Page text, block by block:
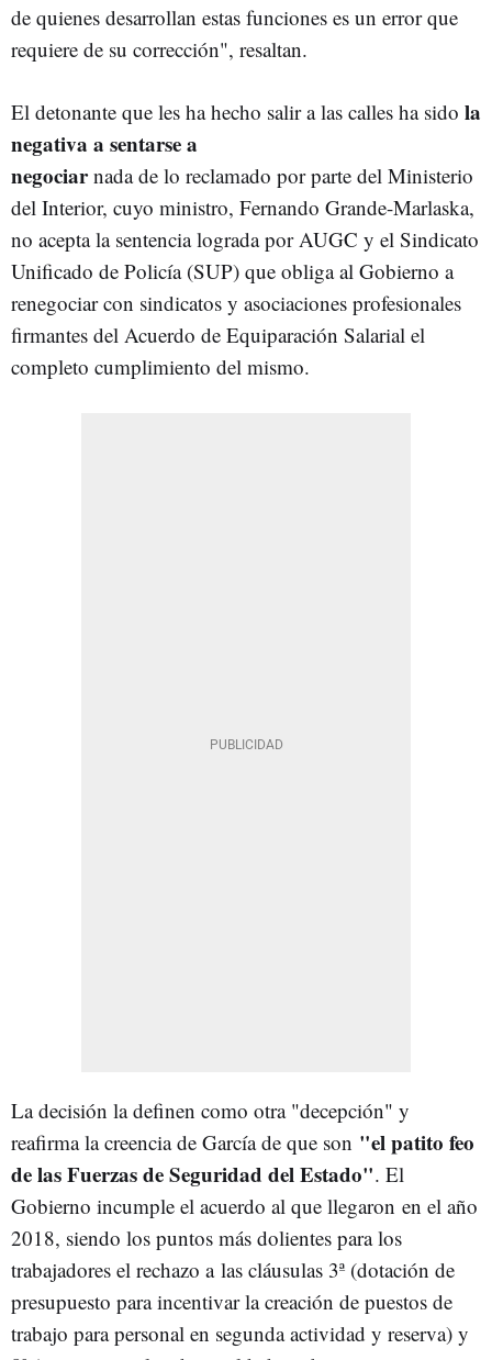
de quienes desarrollan estas funciones es un error que
requiere de su corrección", resaltan.
El detonante que les ha hecho salir a las calles ha sido la
negativa a sentarse a
negociarnada de lo reclamado por parte del Ministerio
del Interior, cuyo ministro, Fernando Grande-Marlaska,
no acepta la sentencia lograda por AUGC y el Sindicato
Unificado de Policía (SUP) que obliga al Gobierno a
renegociar con sindicatos y asociaciones profesionales
firmantes del Acuerdo de Equiparación Salarial el
completo cumplimiento del mismo.
La decisión la definen como otra "decepción" y
reafirma la creencia de García de que son "el patito feo
de las Fuerzas de Seguridad del Estado". El
Gobierno incumple el acuerdo al que llegaron en el año
2018, siendo los puntos más dolientes para los
trabajadores el rechazo alas cláusulas 3ª (dotación de
presupuesto para incentivar la creación de puestos de
trabajo para personal en segunda actividad y reserva) y